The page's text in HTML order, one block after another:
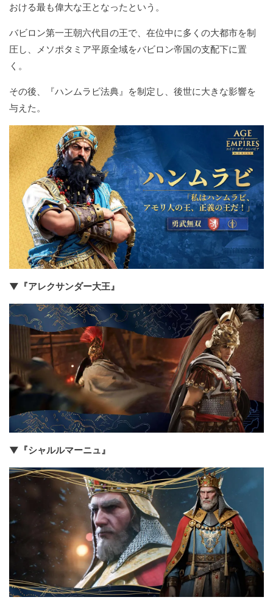
おける最も偉大な王となったという。
バビロン第一王朝六代目の王で、在位中に多くの大都市を制
圧し、メソポタミア平原全域をバビロン帝国の支配下に置
く。
その後、『ハンムラビ法典』を制定し、後世に大きな影響を
与えた。
▼『アレクサンダー大王』
▼『シャルルマーニュ』